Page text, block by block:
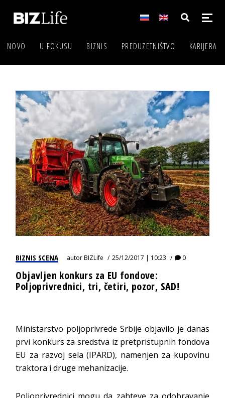
NOVO U FOKUSU BIZNIS PREDUZETNIŠTVO KARIJERA
BIZNIS SCENA autorBIZLife 25/12/2017 | 10:23 0
Objavljen konkurs za EU fondove:
Poljoprivrednici, tri, četiri, pozor, SAD!
Ministarstvo poljoprivrede Srbije objavilo je danas
prvi konkurs za sredstva iz pretpristupnih fondova
EU za razvoj sela (IPARD), namenjen za kupovinu
traktora i druge mehanizacije.